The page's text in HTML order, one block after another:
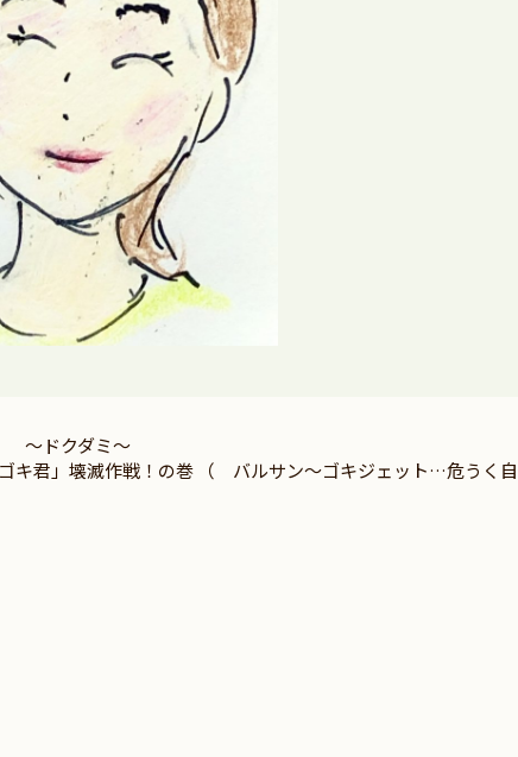
～ドクダミ～
君」壊滅作戦！の巻 （ バルサン～ゴキジェット…危うく自